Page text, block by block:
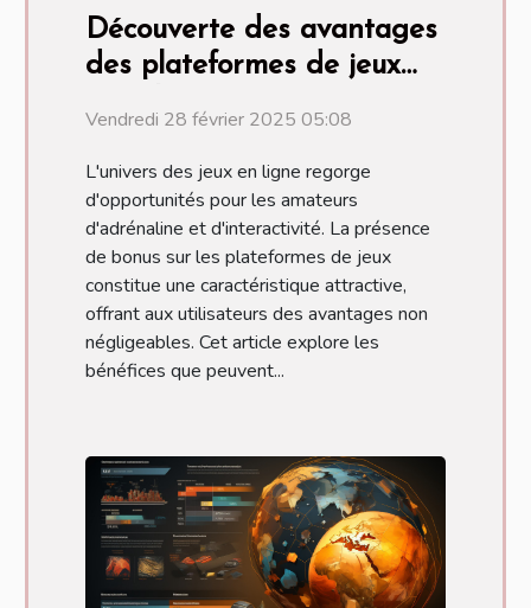
Découverte des avantages
des plateformes de jeux
Vendredi 28 février 2025 05:08
L'univers des jeux en ligne regorge
d'opportunités pour les amateurs
d'adrénaline et d'interactivité. La présence
de bonus sur les plateformes de jeux
constitue une caractéristique attractive,
offrant aux utilisateurs des avantages non
négligeables. Cet article explore les
bénéfices que peuvent...